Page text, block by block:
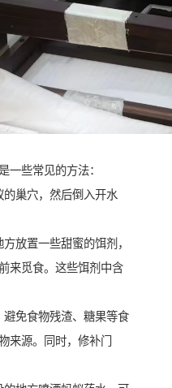
一些常见的方法：
的巢穴，然后倒入开水
放置一些甜蜜的饵剂，
来觅食。这些饵剂中含
免食物残渣、糖果等食
来源。同时，修补门